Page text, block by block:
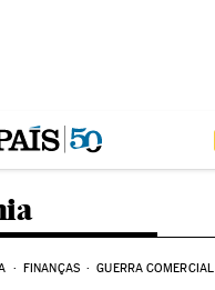
FINANÇAS GUERRA COMERCIAL